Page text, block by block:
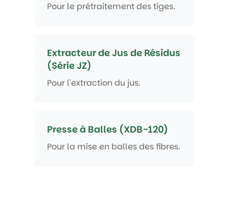
Pour le prétraitement des tiges.
Extracteur de Jus de Résidus
(Série JZ)
Pour l'extraction du jus.
Presse à Balles (XDB-120)
Pour la mise en balles des fibres.